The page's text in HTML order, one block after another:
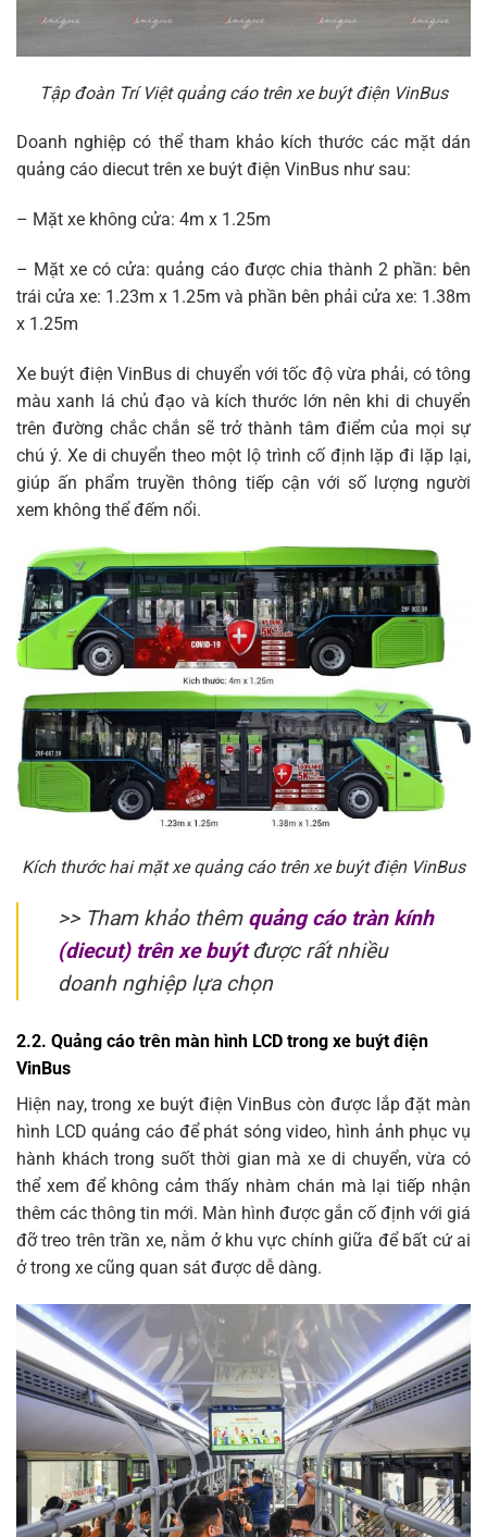
Tập đoàn Trí Việt quảng cáo trên xe buýt điện VinBus
Doanh nghiệp có thể tham khảo kích thước các mặt dán
quảng cáo diecut trên xe buýt điện VinBus như sau:
– Mặt xe không cửa: 4m x 1.25m
– Mặt xe có cửa: quảng cáo được chia thành 2 phần: bên
trái cửa xe: 1.23m x 1.25m và phần bên phải cửa xe: 1.38m
x 1.25m
Xe buýt điện VinBus di chuyển với tốc độ vừa phải, có tông
màu xanh lá chủ đạo và kích thước lớn nên khi di chuyển
trên đường chắc chắn sẽ trở thành tâm điểm của mọi sự
chú ý. Xe di chuyển theo một lộ trình cố định lặp đi lặp lại,
giúp ấn phẩm truyền thông tiếp cận với số lượng người
xem không thể đếm nổi.
Kích thước hai mặt xe quảng cáo trên xe buýt điện VinBus
>> Tham khảo thêm quảng cáo tràn kính
(diecut) trên xe buýtđược rất nhiều
doanh nghiệp lựa chọn
2.2. Quảng cáo trên màn hình LCD trong xe buýt điện
VinBus
Hiện nay, trong xe buýt điện VinBus còn được lắp đặt màn
hình LCD quảng cáo để phát sóng video, hình ảnh phục vụ
hành khách trong suốt thời gian mà xe di chuyển, vừa có
thể xem để không cảm thấy nhàm chán mà lại tiếp nhận
thêm các thông tin mới. Màn hình được gắn cố định với giá
đỡ treo trên trần xe, nằm ở khu vực chính giữa để bất cứ ai
ở trong xe cũng quan sát được dễ dàng.